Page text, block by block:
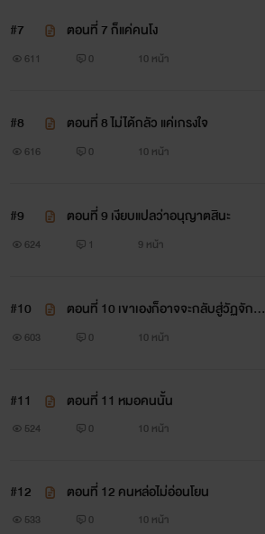
#7 ตอนที่ 7 ก็แค่คนโง
611 0 10 หน้า
#8 ตอนที่ 8 ไม่ได้กลัว แค่เกรงใจ
616 0 10 หน้า
#9 ตอนที่ 9 เงียบแปลว่าอนุญาตสินะ
624 1 9 หน้า
#10
ตอนที่ 10 เขาเองก็อาจจะกลับสู่วัฏจักรเ
ร็ว ๆ นี้ก็ได้T^T
603 0 10 หน้า
#11 ตอนที่ 11 หมอคนนั้น
524 0 10 หน้า
#12 ตอนที่ 12 คนหล่อไม่อ่อนโยน
533 0 10 หน้า